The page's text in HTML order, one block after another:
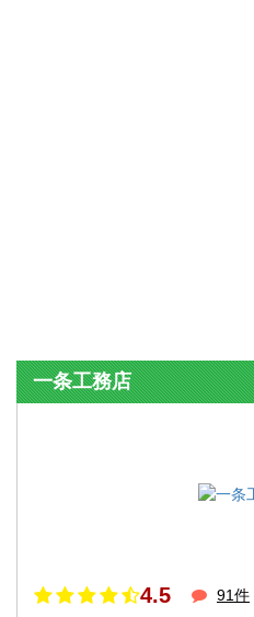
一条工務店
4.5
91件